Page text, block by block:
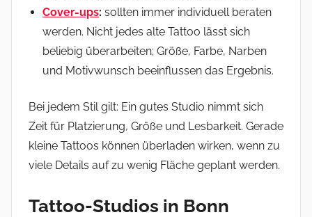
Cover-ups: sollten immer individuell beraten
werden. Nicht jedes alte Tattoo lässt sich
beliebig überarbeiten; Größe, Farbe, Narben
und Motivwunsch beeinflussen das Ergebnis.
Bei jedem Stil gilt: Ein gutes Studio nimmt sich
Zeit für Platzierung, Größe und Lesbarkeit. Gerade
kleine Tattoos können überladen wirken, wenn zu
viele Details auf zu wenig Fläche geplant werden.
Tattoo-Studios in Bonn